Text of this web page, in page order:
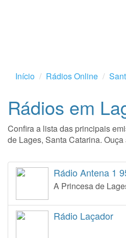
Início Rádios Online
Rádios em
Confira a lista das principais
de Lages, Santa Catarina.
Rádio Antena 1
A Princesa de
Rádio Laçador